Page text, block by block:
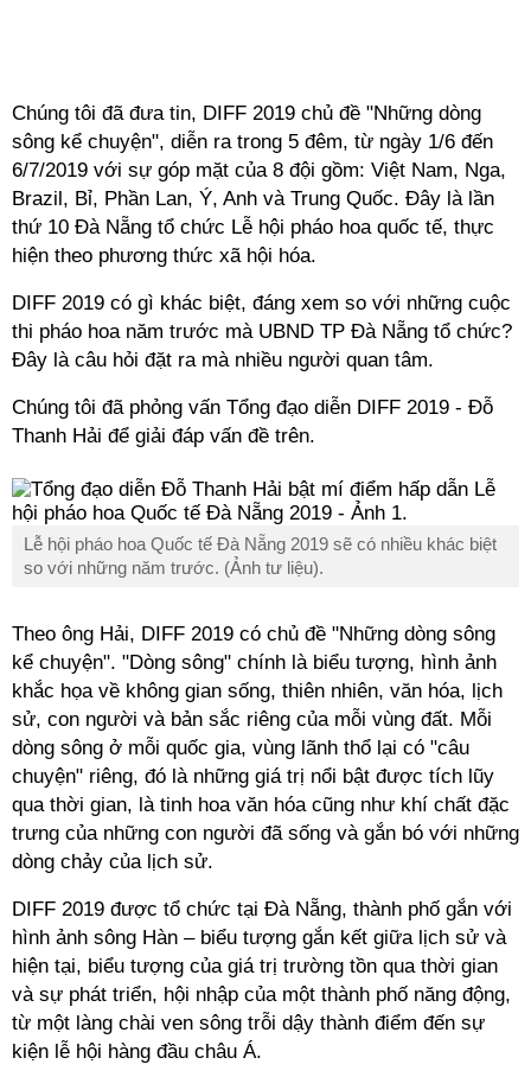
Chúng tôi đã đưa tin, DIFF 2019 chủ đề "Những dòng
sông kể chuyện", diễn ra trong 5 đêm, từ ngày 1/6 đến
6/7/2019 với sự góp mặt của 8 đội gồm: Việt Nam, Nga,
Brazil, Bỉ, Phần Lan, Ý, Anh và Trung Quốc. Đây là lần
thứ 10 Đà Nẵng tổ chức Lễ hội pháo hoa quốc tế, thực
hiện theo phương thức xã hội hóa.
DIFF 2019 có gì khác biệt, đáng xem so với những cuộc
thi pháo hoa năm trước mà UBND TP Đà Nẵng tổ chức?
Đây là câu hỏi đặt ra mà nhiều người quan tâm.
Chúng tôi đã phỏng vấn Tổng đạo diễn DIFF 2019 - Đỗ
Thanh Hải để giải đáp vấn đề trên.
Lễ hội pháo hoa Quốc tế Đà Nẵng 2019 sẽ có nhiều khác biệt
so với những năm trước. (Ảnh tư liệu).
Theo ông Hải, DIFF 2019 có chủ đề "Những dòng sông
kể chuyện". "Dòng sông" chính là biểu tượng, hình ảnh
khắc họa về không gian sống, thiên nhiên, văn hóa, lịch
sử, con người và bản sắc riêng của mỗi vùng đất. Mỗi
dòng sông ở mỗi quốc gia, vùng lãnh thổ lại có "câu
chuyện" riêng, đó là những giá trị nổi bật được tích lũy
qua thời gian, là tinh hoa văn hóa cũng như khí chất đặc
trưng của những con người đã sống và gắn bó với những
dòng chảy của lịch sử.
DIFF 2019 được tổ chức tại Đà Nẵng, thành phố gắn với
hình ảnh sông Hàn – biểu tượng gắn kết giữa lịch sử và
hiện tại, biểu tượng của giá trị trường tồn qua thời gian
và sự phát triển, hội nhập của một thành phố năng động,
từ một làng chài ven sông trỗi dậy thành điểm đến sự
kiện lễ hội hàng đầu châu Á.